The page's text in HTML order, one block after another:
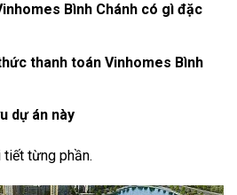
Bình Chánh có gì đặc
thanh toán Vinhomes Bình
dự án này
từng phần.